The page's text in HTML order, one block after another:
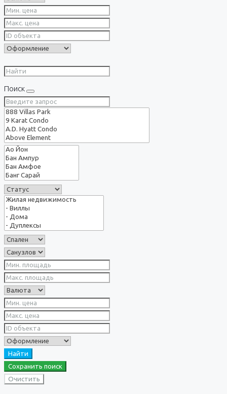
Поиск
Найти
Сохранить поиск
Очистить